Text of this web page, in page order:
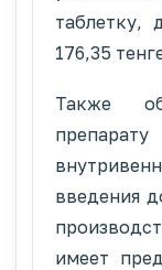
176,35
Также
введения
имеет